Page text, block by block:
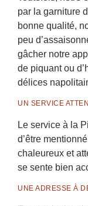
par la garniture
bonne qualité,
peu
gâcher notre
de piquant ou
délices
UN SERVICE
Le service à la
d’être
chaleureux et
se sente bien
UNE ADRESSE À